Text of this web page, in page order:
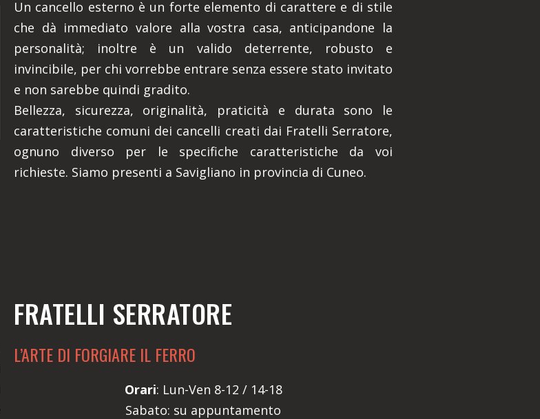
Un cancello esterno è un forte elemento di carattere e di stile
che dà immediato valore alla vostra casa, anticipandone la
personalità; inoltre è un valido deterrente, robusto e
invincibile, per chi vorrebbe entrare senza essere stato invitato
e non sarebbe quindi gradito.
Bellezza, sicurezza, originalità, praticità e durata sono le
caratteristiche comuni dei cancelli creati dai Fratelli Serratore,
ognuno diverso per le specifiche caratteristiche da voi
richieste. Siamo presenti a Savigliano in provincia di Cuneo.
FRATELLI SERRATORE
L’ARTE DI FORGIARE IL FERRO
Orari: Lun-Ven 8-12 / 14-18
Sabato: su appuntamento